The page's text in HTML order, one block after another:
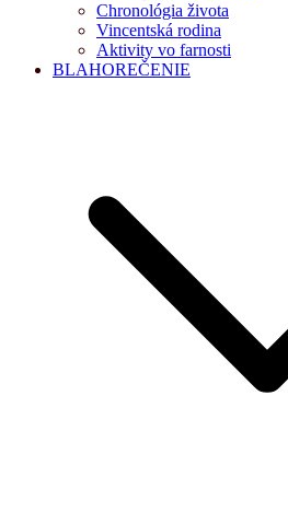
Chronológia života
Vincentská rodina
Aktivity vo farnosti
BLAHOREČENIE